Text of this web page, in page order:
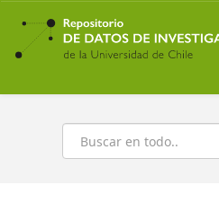
Ir
contenido
principal
Buscar